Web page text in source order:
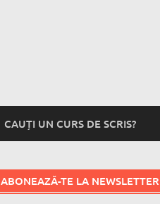
CAUȚI UN CURS DE SCRIS?
ABONEAZĂ-TE LA NEWSLETTER